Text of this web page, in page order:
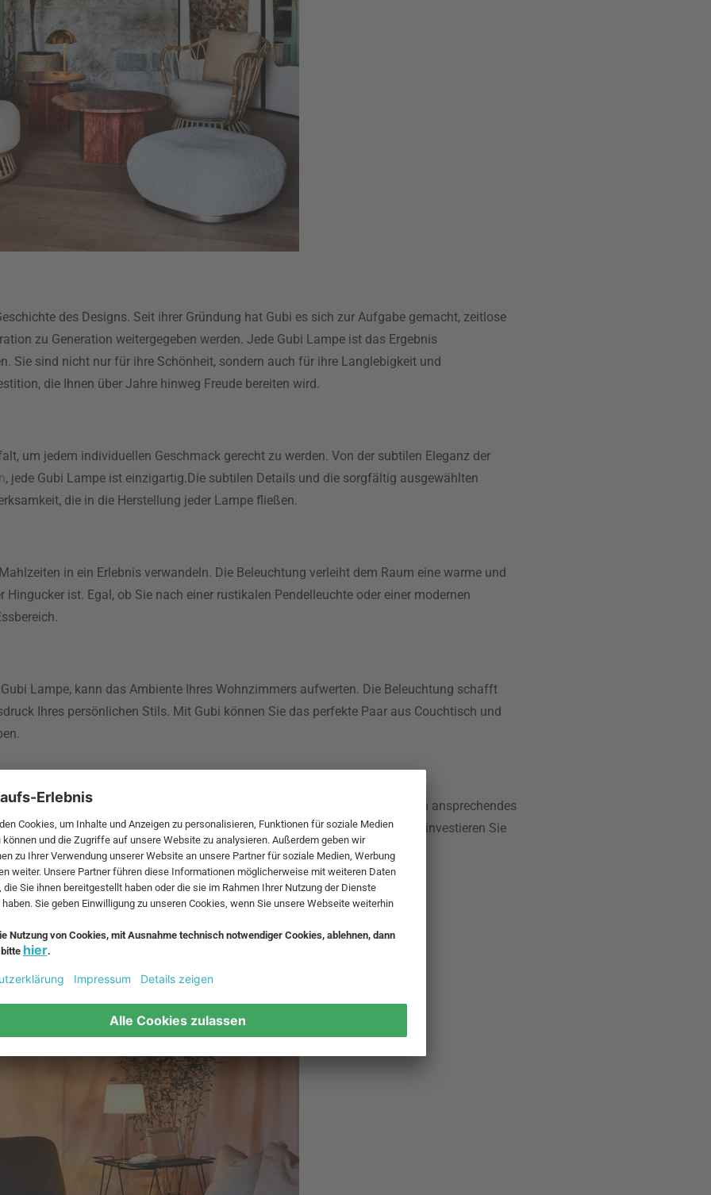
des Designs. Seit ihrer Gründung hat Gubi es sich zur Aufgabe gemacht, zeitlose
zu Generation weitergegeben werden. Jede Gubi Lampe ist das Ergebnis
Sie sind nicht nur für ihre Schönheit, sondern auch für ihre Langlebigkeit und
die Ihnen über Jahre hinweg Freude bereiten wird.
um jedem individuellen Geschmack gerecht zu werden. Von der subtilen Eleganz der
, jede Gubi Lampe ist einzigartig.Die subtilen Details und die sorgfältig ausgewählten
die in die Herstellung jeder Lampe fließen.
in ein Erlebnis verwandeln. Die Beleuchtung verleiht dem Raum eine warme und
ist. Egal, ob Sie nach einer rustikalen Pendelleuchte oder einer modernen
Lampe, kann das Ambiente Ihres Wohnzimmers aufwerten. Die Beleuchtung schafft
Ihres persönlichen Stils. Mit Gubi können Sie das perfekte Paar aus Couchtisch und
und Langlebigkeit. Sie verleihen Ihrem Raum ein modernes und ästhetisch ansprechendes
für jeden Einrichtungsstil das passende Design. Mit einer Gubi Lampe investieren Sie
hinweg Freude bereiten wird.